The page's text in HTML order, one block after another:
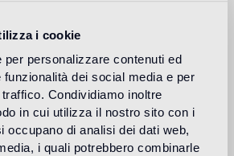
i cookie
personalizzare contenuti ed
dei social media e per
Condividiamo inoltre
in cui utilizza il nostro sito con i
occupano di analisi dei dati web,
i quali potrebbero combinarle